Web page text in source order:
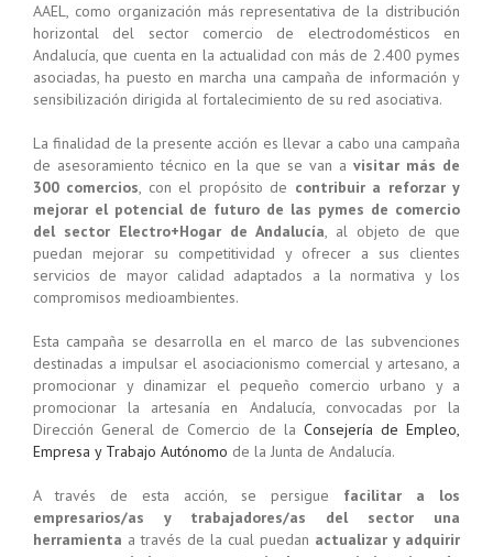
AAEL, como organización más representativa de la distribución
horizontal del sector comercio de electrodomésticos en
Andalucía, que cuenta en la actualidad con más de 2.400 pymes
asociadas, ha puesto en marcha una campaña de información y
sensibilización dirigida al fortalecimiento de su red asociativa.
La finalidad de la presente acción es llevar a cabo una campaña
de asesoramiento técnico en la que se van a visitar más de
300 comercios, con el propósito de contribuir a reforzar y
mejorar el potencial de futuro de las pymes de comercio
del sector Electro+Hogar de Andalucía, al objeto de que
puedan mejorar su competitividad y ofrecer a sus clientes
servicios de mayor calidad adaptados a la normativa y los
compromisos medioambientes.
Esta campaña se desarrolla en el marco de las subvenciones
destinadas a impulsar el asociacionismo comercial y artesano, a
promocionar y dinamizar el pequeño comercio urbano y a
promocionar la artesanía en Andalucía, convocadas por la
Dirección General de Comercio de la Consejería de Empleo,
Empresa y Trabajo Autónomo de la Junta de Andalucía.
A través de esta acción, se persigue facilitar a los
empresarios/as y trabajadores/as del sector
una
herramienta a través de la cual puedan actualizar y adquirir